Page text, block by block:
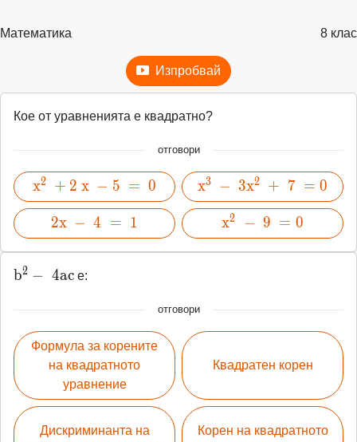
Математика 8 клас
Изпробвай
Кое от уравненията е квадратно?
отговори
x^2\
+2\
x\
-5\
x2 + 2 x − 5 = 0
2x\
-\
=\
2x − 4 = 1
x^3\
-\
3x^2\
+\ 7\
x3 − 3x2 + 7 = 0
x^2\
-\
x2 − 9 = 0
b^2-
b2 − 4acе:
отговори
Формула за корените
на квадратното
уравнение
Дискриминанта на
Квадратен корен
Корен на квадратното